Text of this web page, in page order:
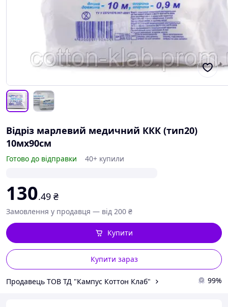
Відріз марлевий медичний ККК (тип20)
10мх90см
Готово до відправки 40+ купили
130.49 ₴
Замовлення у продавця — від 200 ₴
Купити зараз
Купити
Продавець ТОВ ТД "Кампус Коттон Клаб" 99%